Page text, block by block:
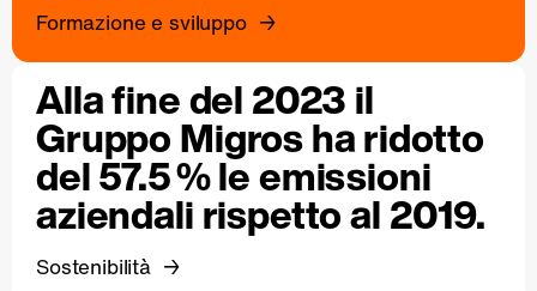
Formazione e sviluppo
Alla fine del 2023 il
Gruppo Migros ha ridotto
del 57.5 % le emissioni
aziendali rispetto al 2019.
Sostenibilità